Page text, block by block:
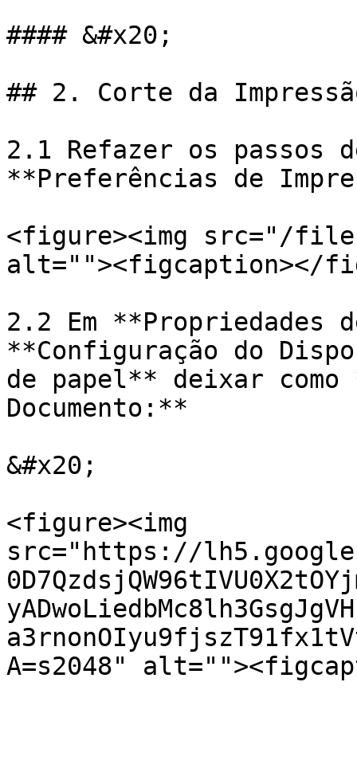
#### &#x20;
## 2. Corte da
2.1 Refazer os passos
**Preferências de
<figure><img src="/
alt=""><figcaption></
2.2 Em **Propriedades
**Configuração do
de papel** deixar
Documento:**
&#x20;
<figure><img
src="https://